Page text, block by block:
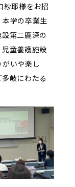
紗耶様をお招
学の卒業生
第二鹿深の
童養護施設
いや楽し
岐にわたる